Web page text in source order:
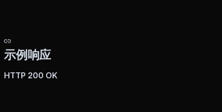
示例响应
HTTP 200 OK